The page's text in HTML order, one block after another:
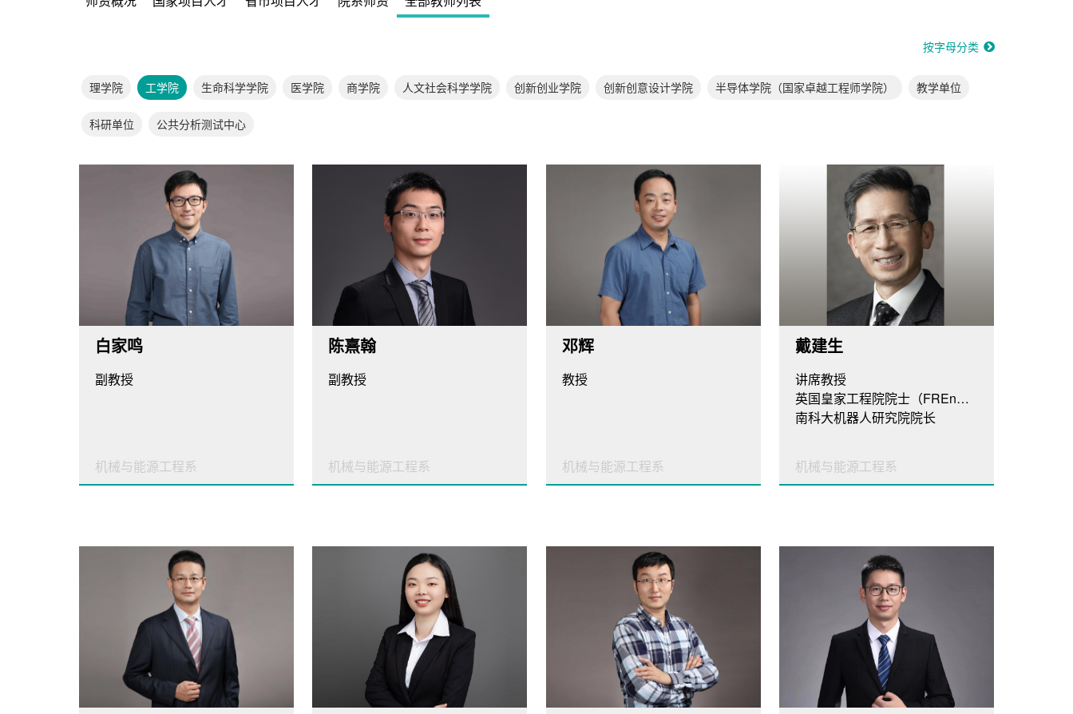
按字母分类
理学院 工学院 生命科学学院 医学院 商学院 人文社会科学学院 创新创业学院 创新创意设计学院 半导体学院（国家卓越工程师学院） 教学单位
科研单位 公共分析测试中心
白家鸣
副教授
机械与能源工程系
陈熹翰
副教授
机械与能源工程系
邓辉
教授
机械与能源工程系
戴建生
讲席教授
英国皇家工程院院士（FREng），欧洲人文和自然科学院院士（Academia Europaea）
南科大机器人研究院院长
机械与能源工程系